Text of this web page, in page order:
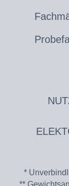
*
**